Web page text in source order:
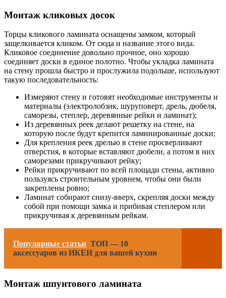
Монтаж кликовых досок
Торцы кликового ламината оснащены замком, который
защелкивается кликом. От сюда и название этого вида.
Кликовое соединение довольно прочное, оно хорошо
соединяет доски в единое полотно. Чтобы укладка ламината
на стену прошла быстро и прослужила подольше, используют
такую последовательность:
Измеряют стену и готовят необходимые инструменты и
материалы (электролобзик, шуруповерт, дрель, дюбеля,
саморезы, степлер, деревянные рейки и ламинат);
Из деревянных реек делают решетку на стене, на
которую после будут крепится ламинированные доски;
Для крепления реек дрелью в стене просверливают
отверстия, в которые вставляют дюбели, а потом в них
саморезами прикручивают рейку;
Рейки прикручивают по всей площади стены, активно
пользуясь строительным уровнем, чтобы они были
закреплены ровно;
Ламинат собирают снизу-вверх, скрепляя доски между
собой при помощи замка и прибивая степлером или
прикручивая к деревянным рейкам.
Популярные статьи ТОП — 10
аксессуаров из ИКЕИ для вашей кухни
Монтаж шпунтового ламината